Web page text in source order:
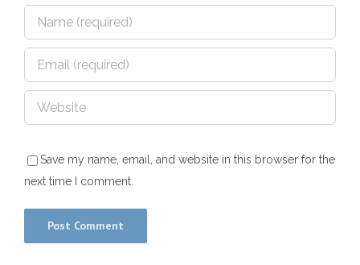
Save my name, email, and website in this browser for the
next time I comment.